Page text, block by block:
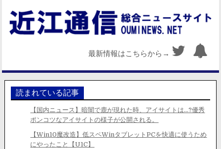
最新情報はこちらから→
読まれている記事
【国内ニュース】暗闇で鹿が現れた時、アイサイトは…?優秀
ポンコツなアイサイトの様子が公開される。
【Win10魔改造】低スペWinタブレットPCを快適に使うため
にやったこと【U1C】